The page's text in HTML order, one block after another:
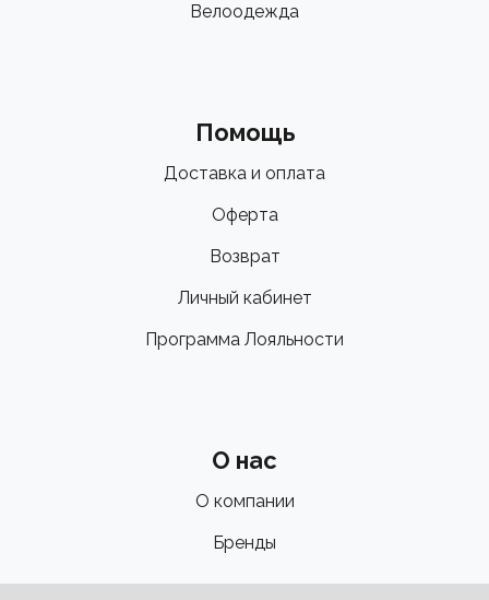
Велоодежда
Помощь
Доставка и оплата
Оферта
Возврат
Личный кабинет
Программа Лояльности
О нас
О компании
Бренды